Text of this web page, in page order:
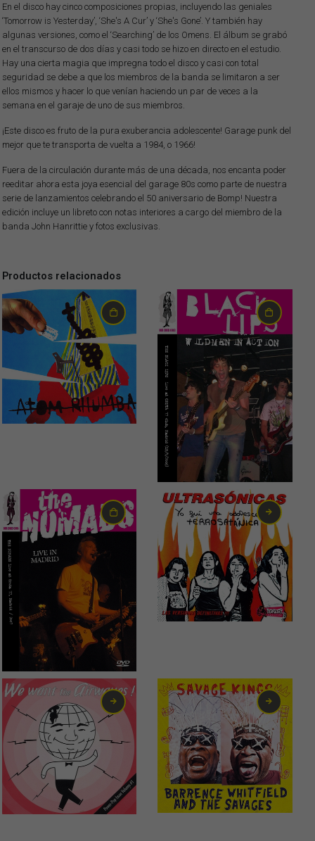
En el disco hay cinco composiciones propias, incluyendo las geniales
‘Tomorrow is Yesterday’, ‘She's A Cur’ y ‘She's Gone’. Y también hay
algunas versiones, como el ‘Searching’ de los Omens. El álbum se grabó
en el transcurso de dos días y casi todo se hizo en directo en el estudio.
Hay una cierta magia que impregna todo el disco y casi con total
seguridad se debe a que los miembros de la banda se limitaron a ser
ellos mismos y hacer lo que venían haciendo un par de veces a la
semana en el garaje de uno de sus miembros.
¡Este disco es fruto de la pura exuberancia adolescente! Garage punk del
mejor que te transporta de vuelta a 1984, o 1966!
Fuera de la circulación durante más de una década, nos encanta poder
reeditar ahora esta joya esencial del garage 80s como parte de nuestra
serie de lanzamientos celebrando el 50 aniversario de Bomp! Nuestra
edición incluye un libreto con notas interiores a cargo del miembro de la
banda John Hanrittie y fotos exclusivas.
Productos relacionados
0,99€
€
2,00€ 6,00€